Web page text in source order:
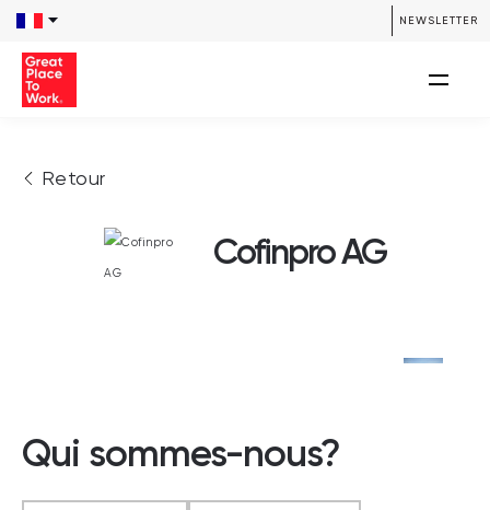
NEWSLETTER
Retour
Cofinpro AG
Qui sommes-nous?